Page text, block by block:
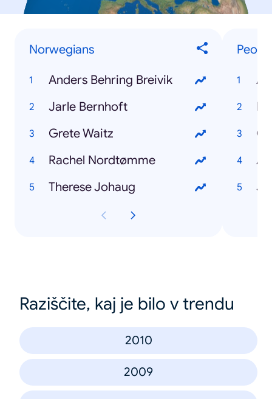
Norwegians
Anders Behring Breivik
Jarle Bernhoft
Grete Waitz
Rachel Nordtømme
Therese Johaug
Raziščite, kaj je bilo v trendu
2010
2009